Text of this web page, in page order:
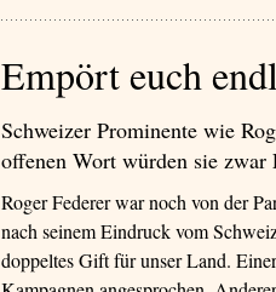
Empört euch
Schweizer Prominente wie
offenen Wort würden sie zwar
Roger Federer war noch von der
nach seinem Eindruck vom
doppeltes Gift für unser Land.